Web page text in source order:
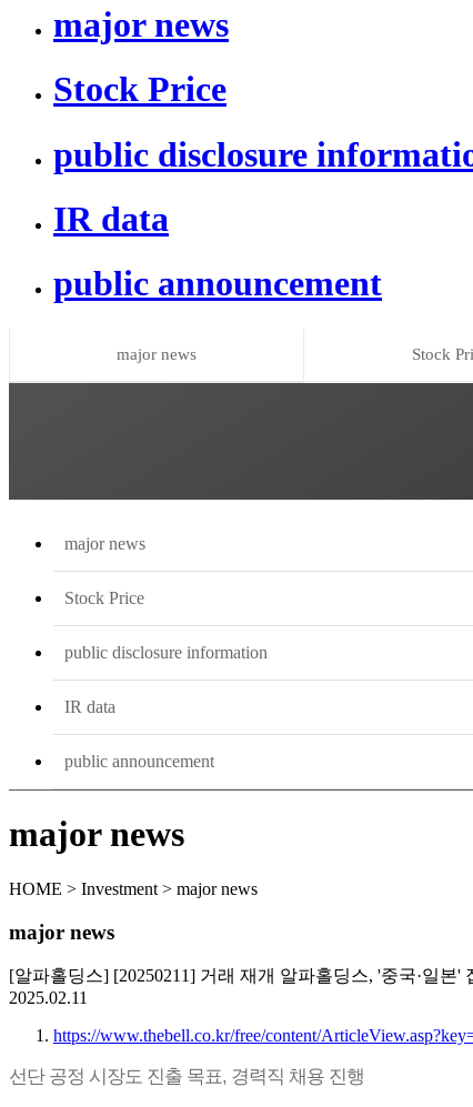
major news
Stock Price
public disclosure
IR data
public announcement
major news Stock
major news
Stock Price
public disclosure information
IR data
public announcement
major news
HOME > Investment > major news
major news
[알파홀딩스] [20250211] 거래 재개 알파홀딩스, '중국·일본'
2025.02.11
https://www.thebell.co.kr/free/content/
선단 공정 시장도 진출 목표, 경력직 채용 진행